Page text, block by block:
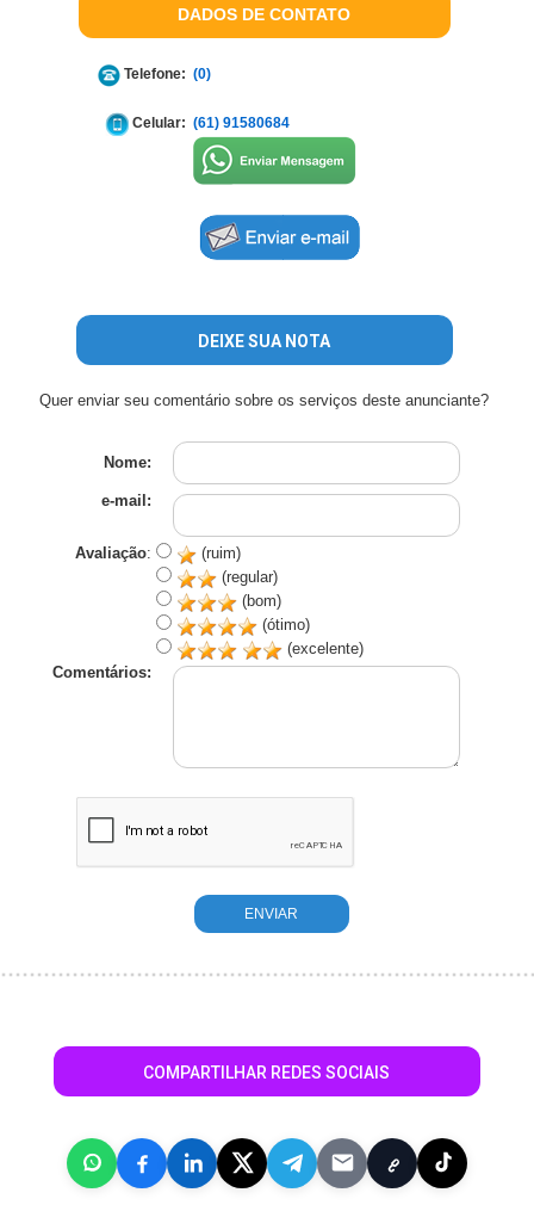
DADOS DE CONTATO
Telefone: (0)
Celular: (61) 91580684
DEIXE SUA NOTA
Quer enviar seu comentário sobre os serviços deste anunciante?
Nome:
e-mail:
Avaliação:
(ruim)
(regular)
(bom)
(ótimo)
(excelente)
Comentários:
COMPARTILHAR REDES SOCIAIS